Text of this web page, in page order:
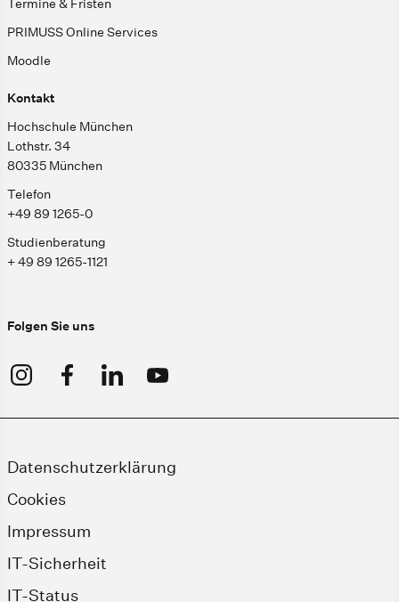
Termine & Fristen
PRIMUSS Online Services
Moodle
Kontakt
Hochschule München
Lothstr. 34
80335 München
Telefon
+49 89 1265-0
Studienberatung
+ 49 89 1265-1121
Folgen Sie uns
Datenschutzerklärung
Cookies
Impressum
IT-Sicherheit
IT-Status